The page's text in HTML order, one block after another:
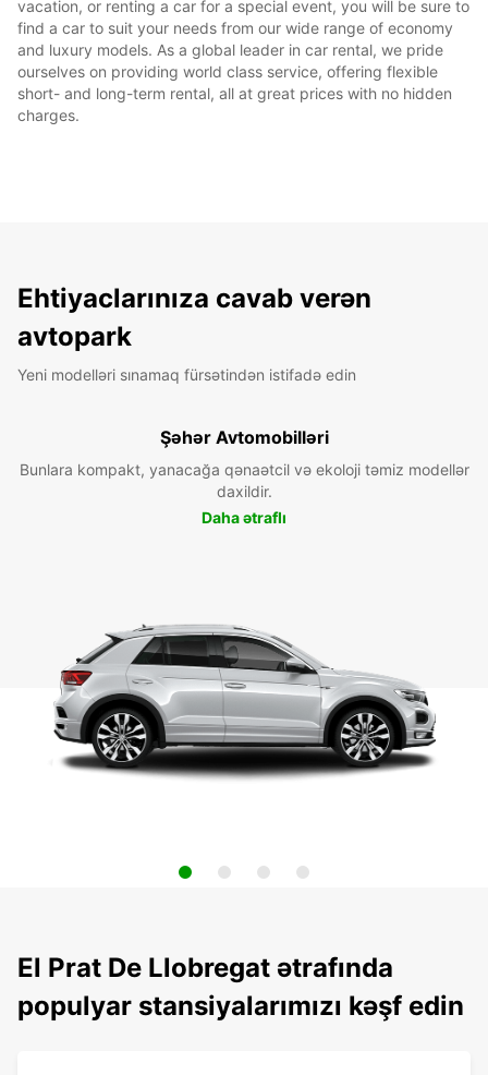
vacation, or renting a car for a special event, you will be sure to
find a car to suit your needs from our wide range of economy
and luxury models. As a global leader in car rental, we pride
ourselves on providing world class service, offering flexible
short- and long-term rental, all at great prices with no hidden
charges.
Ehtiyaclarınıza cavab verən
avtopark
Yeni modelləri sınamaq fürsətindən istifadə edin
Şəhər Avtomobilləri
Bunlara kompakt, yanacağa qənaətcil və ekoloji təmiz modellər
daxildir.
Daha ətraflı
El Prat De Llobregat ətrafında
populyar stansiyalarımızı kəşf edin